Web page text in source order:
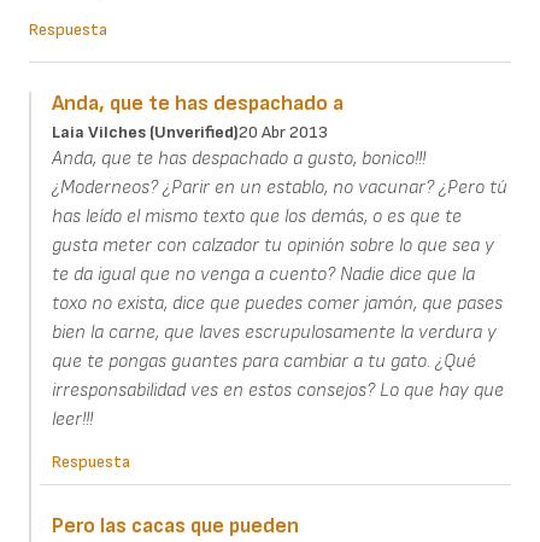
Respuesta
Anda, que te has despachado a
Laia Vilches (unverified)20 Abr 2013
Anda, que te has despachado a gusto, bonico!!!
¿Moderneos? ¿Parir en un establo, no vacunar? ¿Pero tú
has leído el mismo texto que los demás, o es que te
gusta meter con calzador tu opinión sobre lo que sea y
te da igual que no venga a cuento? Nadie dice que la
toxo no exista, dice que puedes comer jamón, que pases
bien la carne, que laves escrupulosamente la verdura y
que te pongas guantes para cambiar a tu gato. ¿Qué
irresponsabilidad ves en estos consejos? Lo que hay que
leer!!!
Respuesta
Pero las cacas que pueden